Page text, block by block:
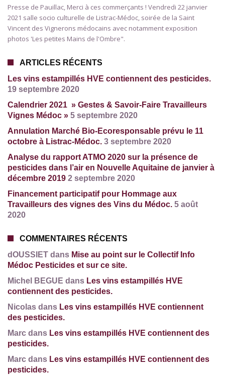
Presse de Pauillac, Merci à ces commerçants ! Vendredi 22 janvier
2021 salle socio culturelle de Listrac-Médoc, soirée de la Saint
Vincent des Vignerons médocains avec notamment exposition
photos 'Les petites Mains de l'Ombre".
ARTICLES RÉCENTS
Les vins estampillés HVE contiennent des pesticides.
19 septembre 2020
Calendrier 2021 » Gestes & Savoir-Faire Travailleurs
Vignes Médoc » 5 septembre 2020
Annulation Marché Bio-Ecoresponsable prévu le 11
octobre à Listrac-Médoc. 3 septembre 2020
Analyse du rapport ATMO 2020 sur la présence de
pesticides dans l’air en Nouvelle Aquitaine de janvier à
décembre 2019 2 septembre 2020
Financement participatif pour Hommage aux
Travailleurs des vignes des Vins du Médoc. 5 août
2020
COMMENTAIRES RÉCENTS
dOUSSIET dans Mise au point sur le Collectif Info
Médoc Pesticides et sur ce site.
Michel BEGUE dans Les vins estampillés HVE
contiennent des pesticides.
Nicolas dans Les vins estampillés HVE contiennent
des pesticides.
Marc dans Les vins estampillés HVE contiennent des
pesticides.
Marc dans Les vins estampillés HVE contiennent des
pesticides.